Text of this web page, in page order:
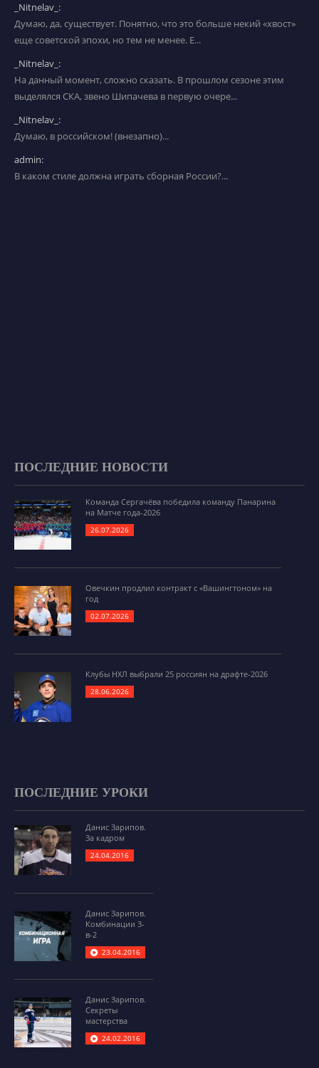
_Nitnelav_:
Думаю, да, существует. Понятно, что это больше некий «хвост»
еще советской эпохи, но тем не менее. Е...
_Nitnelav_:
На данный момент, сложно сказать. В прошлом сезоне этим
выделялся СКА, звено Шипачева в первую очере...
_Nitnelav_:
Думаю, в российском! (внезапно)...
admin:
В каком стиле должна играть сборная России?...
ПОСЛЕДНИЕ НОВОСТИ
Команда Сергачёва победила команду Панарина
на Матче года-2026
26.07.2026
Овечкин продлил контракт с «Вашингтоном» на
год
02.07.2026
Клубы НХЛ выбрали 25 россиян на драфте-2026
28.06.2026
ПОСЛЕДНИЕ УРОКИ
Данис Зарипов.
За кадром
24.04.2016
Данис Зарипов.
Комбинации 3-
в-2
23.04.2016
Данис Зарипов.
Секреты
мастерства
24.02.2016